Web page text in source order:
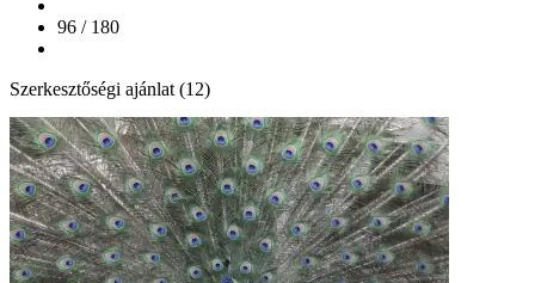
96 / 180
Szerkesztőségi ajánlat (12)